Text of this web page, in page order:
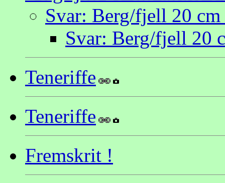
Svar: Berg/fjell 20
Svar: Berg/fjell 20
Teneriffe
Teneriffe
Fremskrit !